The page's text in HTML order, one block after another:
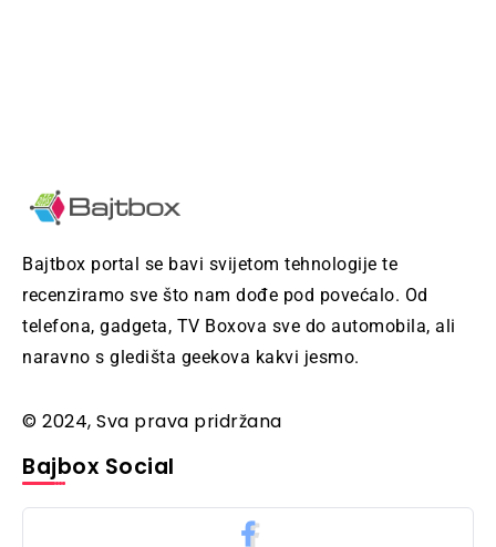
Bajtbox portal se bavi svijetom tehnologije te
recenziramo sve što nam dođe pod povećalo. Od
telefona, gadgeta, TV Boxova sve do automobila, ali
naravno s gledišta geekova kakvi jesmo.
© 2024, Sva prava pridržana
Bajbox Social